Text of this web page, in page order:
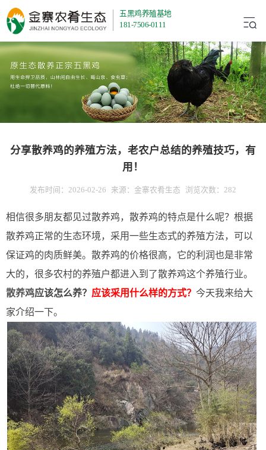
五黑鸡养殖基地
181-7506-0111
分享散养鸡的养殖方法，老农户总结的养殖技巧，有
用！
发布时间：2026-02-26 来源：金寨农肴生态 浏览次数：282
相信很多朋友都见过散养鸡，散养鸡的特点是什么呢？根据
散养鸡正常的生态环境，采用一些生态式的养殖方法，可以
保证鸡的肉质鲜美。散养鸡的价格很高，它的利润也是非常
大的，很多农村的养殖户都进入到了散养鸡这个养殖行业。
散养鸡应该怎么养？ 应该采用什么样的方式？ 今天我来给大
家介绍一下。